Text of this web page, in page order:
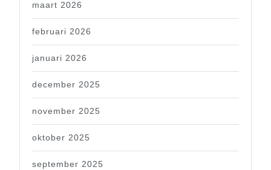
maart 2026
februari 2026
januari 2026
december 2025
november 2025
oktober 2025
september 2025